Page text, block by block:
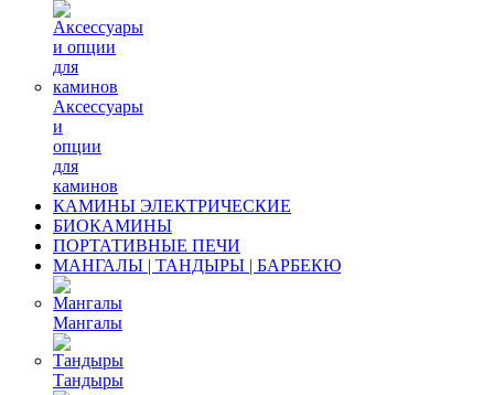
Аксессуары
и
опции
для
каминов
КАМИНЫ ЭЛЕКТРИЧЕСКИЕ
БИОКАМИНЫ
ПОРТАТИВНЫЕ ПЕЧИ
МАНГАЛЫ | ТАНДЫРЫ | БАРБЕКЮ
Мангалы
Тандыры